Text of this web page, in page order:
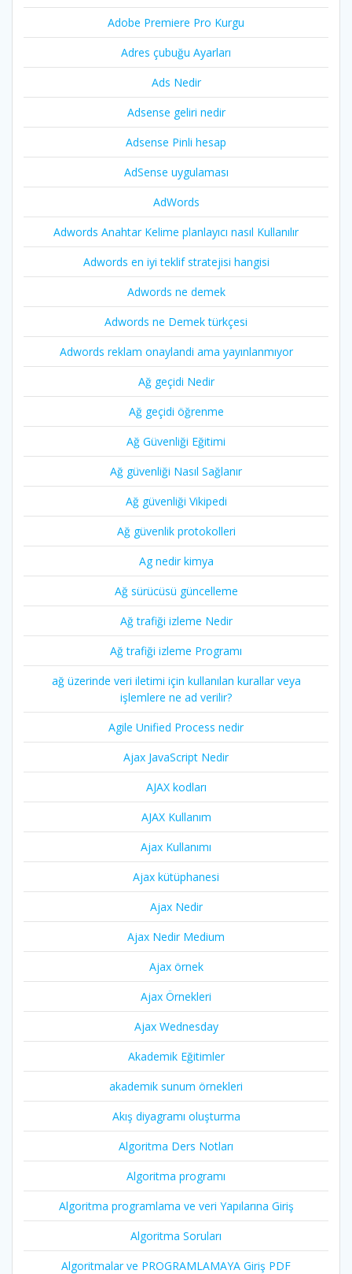
Adobe Premiere Pro Kurgu
Adres çubuğu Ayarları
Ads Nedir
Adsense geliri nedir
Adsense Pinli hesap
AdSense uygulaması
AdWords
Adwords Anahtar Kelime planlayıcı nasıl Kullanılır
Adwords en iyi teklif stratejisi hangisi
Adwords ne demek
Adwords ne Demek türkçesi
Adwords reklam onaylandi ama yayınlanmıyor
Ağ geçidi Nedir
Ağ geçidi öğrenme
Ağ Güvenliği Eğitimi
Ağ güvenliği Nasıl Sağlanır
Ağ güvenliği Vikipedi
Ağ güvenlik protokolleri
Ag nedir kimya
Ağ sürücüsü güncelleme
Ağ trafiği izleme Nedir
Ağ trafiği izleme Programı
ağ üzerinde veri iletimi için kullanılan kurallar veya
işlemlere ne ad verilir?
Agile Unified Process nedir
Ajax JavaScript Nedir
AJAX kodları
AJAX Kullanım
Ajax Kullanımı
Ajax kütüphanesi
Ajax Nedir
Ajax Nedir Medium
Ajax örnek
Ajax Örnekleri
Ajax Wednesday
Akademik Eğitimler
akademik sunum örnekleri
Akış diyagramı oluşturma
Algoritma Ders Notları
Algoritma programı
Algoritma programlama ve veri Yapılarına Giriş
Algoritma Soruları
Algoritmalar ve PROGRAMLAMAYA Giriş PDF